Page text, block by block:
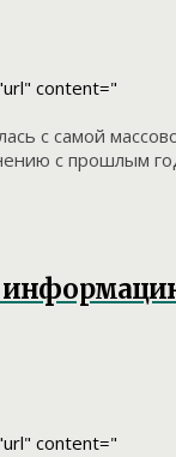
content="
с самой
с прошлым
content="